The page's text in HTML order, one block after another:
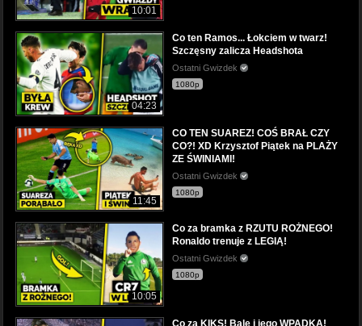
10:01
04:23
Co ten Ramos... Łokciem w twarz!
Szczęsny zalicza Headshota
Ostatni Gwizdek
1080p
11:45
CO TEN SUAREZ! COŚ BRAŁ CZY
CO?! XD Krzysztof Piątek na PLAŻY
ZE ŚWINIAMI!
Ostatni Gwizdek
1080p
10:05
Co za bramka z RZUTU ROŻNEGO!
Ronaldo trenuje z LEGIĄ!
Ostatni Gwizdek
1080p